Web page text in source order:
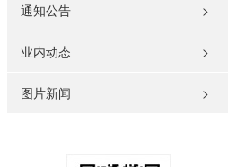
通知公告 >
业内动态 >
图片新闻 >